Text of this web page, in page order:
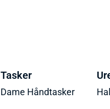
Tasker
Dame Håndtasker